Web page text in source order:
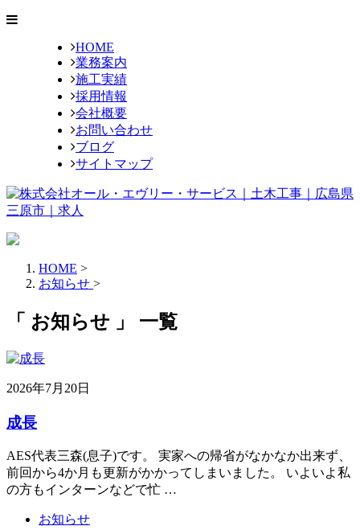
HOME
業務案内
施工実績
採用情報
会社概要
お問い合わせ
ブログ
サイトマップ
HOME >
お知らせ >
「 お知らせ 」 一覧
2026年7月20日
成長
AES代表三森(息子)です。 実家への帰省がなかなか出来ず、
前回から4か月も更新がかかってしまいました。 いよいよ私
の方もインターンなどで忙 …
お知らせ